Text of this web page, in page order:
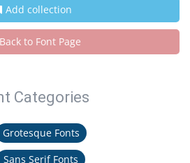
Add collection
Back to Font Page
Categories
Grotesque Fonts
Sans Serif Fonts